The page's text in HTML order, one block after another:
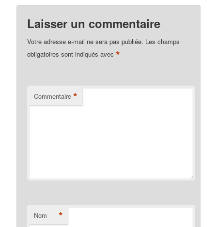
Laisser un commentaire
Votre adresse e-mail ne sera pas publiée. Les champs
obligatoires sont indiqués avec*
Commentaire *
Nom *